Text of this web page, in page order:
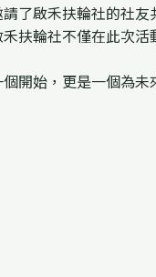
了啟禾扶輪社的社
扶輪社不僅在此次
開始，更是一個為